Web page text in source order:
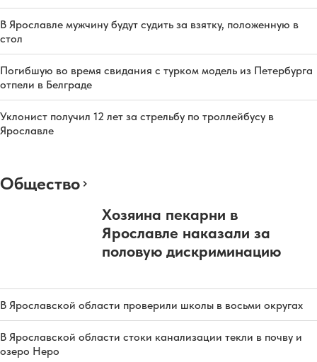
В Ярославле мужчину будут судить за взятку, положенную в
стол
Погибшую во время свидания с турком модель из Петербурга
отпели в Белграде
Уклонист получил 12 лет за стрельбу по троллейбусу в
Ярославле
Общество
Хозяина пекарни в
Ярославле наказали за
половую дискриминацию
В Ярославской области проверили школы в восьми округах
В Ярославской области стоки канализации текли в почву и
озеро Неро